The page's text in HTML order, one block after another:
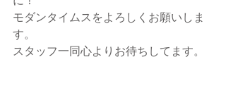
モダンタイムスをよろしくお願いしま
す。
スタッフ一同心よりお待ちしてます。